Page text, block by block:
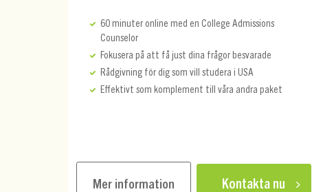
60 minuter online med en College Admissions
Counselor
Fokusera på att få just dina frågor besvarade
Rådgivning för dig som vill studera i USA
Effektivt som komplement till våra andra paket
Mer information Kontakta nu